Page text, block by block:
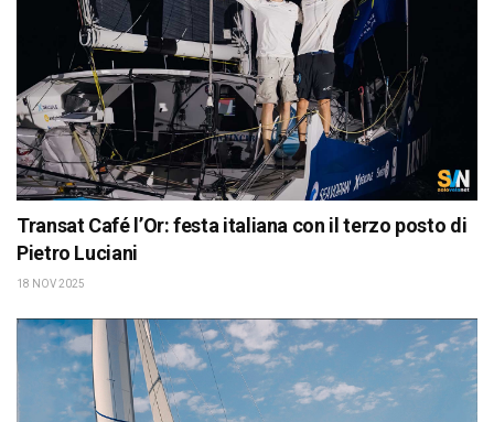
Transat Café l’Or: festa italiana con il terzo posto di
Pietro Luciani
18 NOV 2025